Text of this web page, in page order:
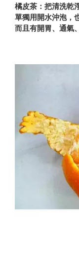
橘皮茶： 把清洗乾
單獨用開水沖泡，
而且有開胃、通氣